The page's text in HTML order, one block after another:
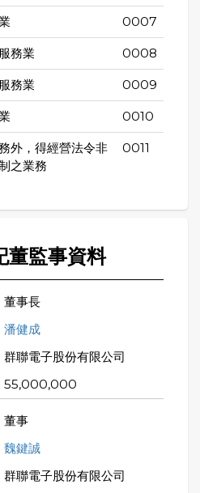
0007
務業 0008
務業 0009
0010
外，得經營法令非
之業務
0011
董監事資料
董事長
潘健成
群聯電子股份有限公司
55,000,000
董事
魏鍵誠
群聯電子股份有限公司